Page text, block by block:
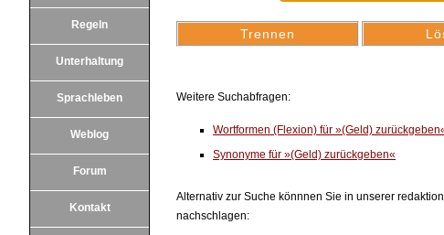
Regeln
Unterhaltung
Sprachleben
Weblog
Forum
Kontakt
Weitere Suchabfragen:
Wortformen (Flexion) für »(Geld)
Synonyme für »(Geld) zurückgeben«
Alternativ zur Suche könnnen Sie in unserer
nachschlagen: